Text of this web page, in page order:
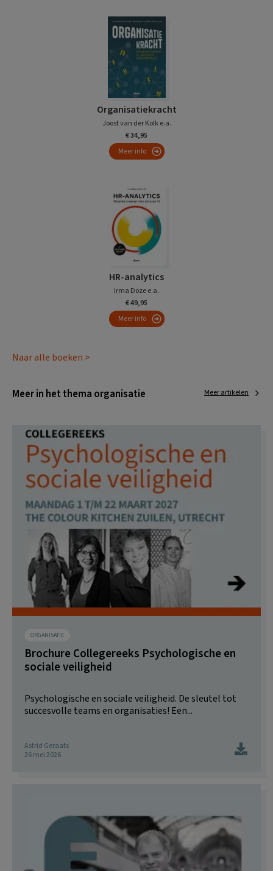
Organisatiekracht
Joost van der Kolk e.a.
€ 34,95
Meer info
HR-analytics
Irma Doze e.a.
€ 49,95
Meer info
Naar alle boeken >
Meer in het thema organisatie Meer artikelen
ORGANISATIE
Brochure Collegereeks Psychologische en
sociale veiligheid
Psychologische en sociale veiligheid. De sleutel tot
succesvolle teams en organisaties! Een...
Astrid Geraats
26 mei 2026